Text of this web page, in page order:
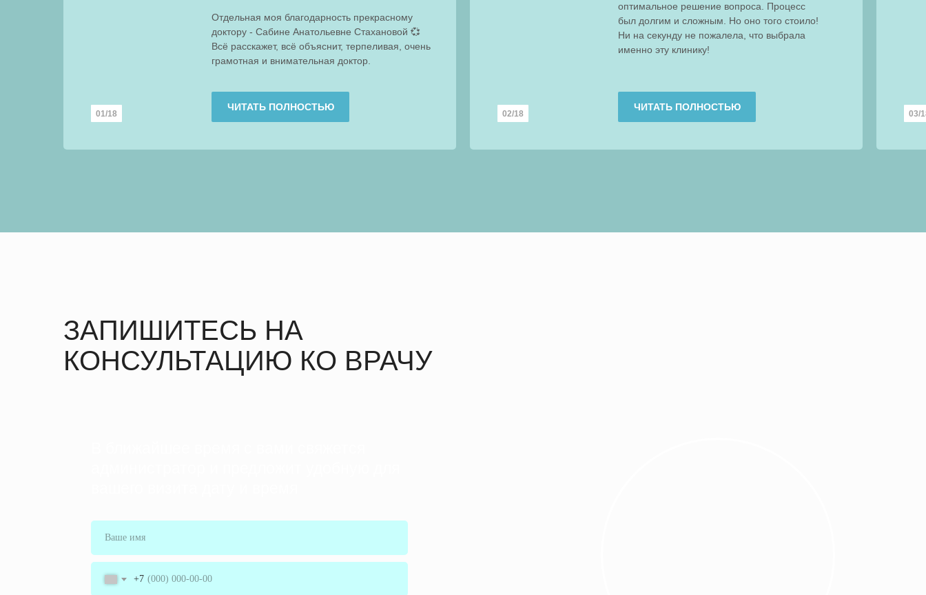
Отдельная моя благодарность прекрасному
доктору - Сабине Анатольевне Стахановой 💞
Всё расскажет, всё объяснит, терпеливая, очень
грамотная и внимательная доктор.
ЧИТАТЬ ПОЛНОСТЬЮ
01/18
оптимальное решение вопроса. Процесс
был долгим и сложным. Но оно того стоило!
Ни на секунду не пожалела, что выбрала
именно эту клинику!
ЧИТАТЬ ПОЛНОСТЬЮ
02/18 03/
ЗАПИШИТЕСЬ НА
КОНСУЛЬТАЦИЮ КО ВРАЧУ
+7